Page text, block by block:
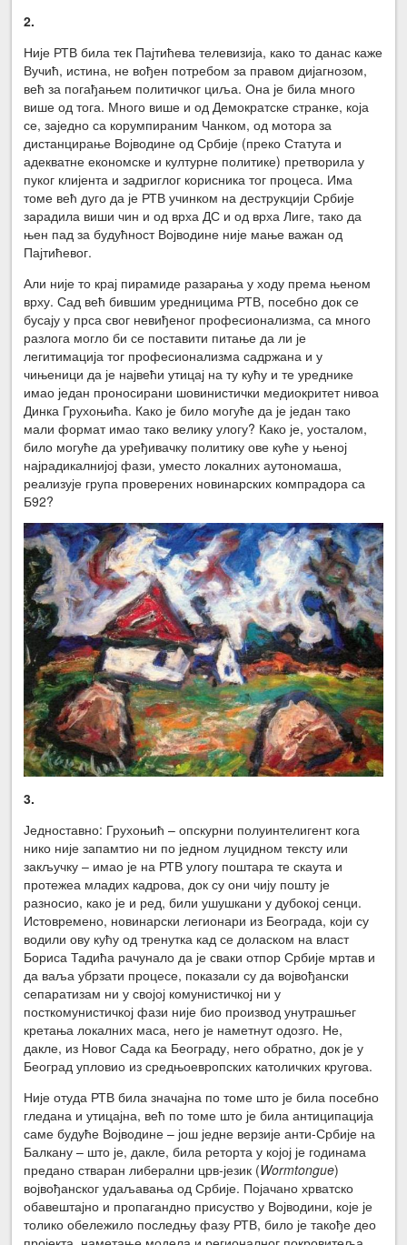
2.
Није РТВ била тек Пајтићева телевизија, како то данас каже
Вучић, истина, не вођен потребом за правом дијагнозом,
већ за погађањем политичког циља. Она је била много
више од тога. Много више и од Демократске странке, која
се, заједно са корумпираним Чанком, од мотора за
дистанцирање Војводине од Србије (преко Статута и
адекватне економске и културне политике) претворила у
пуког клијента и задриглог корисника тог процеса. Има
томе већ дуго да је РТВ учинком на деструкцији Србије
зарадила виши чин и од врха ДС и од врха Лиге, тако да
њен пад за будућност Војводине није мање важан од
Пајтићевог.
Али није то крај пирамиде разарања у ходу према њеном
врху. Сад већ бившим уредницима РТВ, посебно док се
бусају у прса свог невиђеног професионализма, са много
разлога могло би се поставити питање да ли је
легитимација тог професионализма садржана и у
чињеници да је највећи утицај на ту кућу и те уреднике
имао један проносирани шовинистички медиокритет нивоа
Динка Грухоњића. Како је било могуће да је један тако
мали формат имао тако велику улогу? Како је, уосталом,
било могуће да уређивачку политику ове куће у њеној
најрадикалнијој фази, уместо локалних аутономаша,
реализује група проверених новинарских компрадора са
Б92?
3.
Једноставно: Грухоњић – опскурни полуинтелигент кога
нико није запамтио ни по једном луцидном тексту или
закључку – имао је на РТВ улогу поштара те скаута и
протежеа младих кадрова, док су они чију пошту је
разносио, како је и ред, били ушушкани у дубокој сенци.
Истовремено, новинарски легионари из Београда, који су
водили ову кућу од тренутка кад се доласком на власт
Бориса Тадића рачунало да је сваки отпор Србије мртав и
да ваља убрзати процесе, показали су да војвођански
сепаратизам ни у својој комунистичкој ни у
посткомунистичкој фази није био производ унутрашњег
кретања локалних маса, него је наметнут одозго. Не,
дакле, из Новог Сада ка Београду, него обратно, док је у
Београд упловио из средњоевропских католичких кругова.
Није отуда РТВ била значајна по томе што је била посебно
гледана и утицајна, већ по томе што је била антиципација
саме будуће Војводине – још једне верзије анти-Србије на
Балкану – што је, дакле, била реторта у којој је годинама
предано стваран либерални црв-језик (Wormtongue)
војвођанског удаљавања од Србије. Појачано хрватско
обавештајно и пропагандно присуство у Војводини, које је
толико обележило последњу фазу РТВ, било је такође део